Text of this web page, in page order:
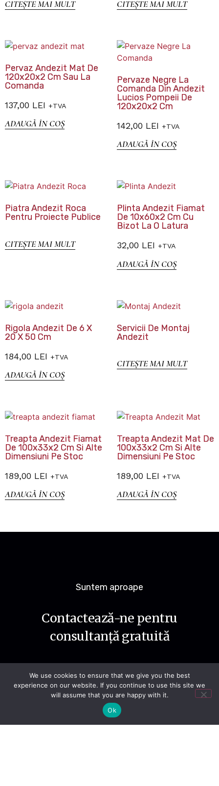
CITEȘTE MAI MULT CITEȘTE MAI MULT
Pervaz Andezit Mat De
120x20x2 Cm Sau La
Comanda
137,00 LEI +TVA
ADAUGĂ ÎN COȘ
Pervaze Negre La
Comanda Din Andezit
Lucios Pompeii De
120x20x2 Cm
142,00 LEI +TVA
ADAUGĂ ÎN COȘ
Piatra Andezit Roca
Pentru Proiecte Publice
CITEȘTE MAI MULT
Plinta Andezit Fiamat
De 10x60x2 Cm Cu
Bizot La O Latura
32,00 LEI +TVA
ADAUGĂ ÎN COȘ
Rigola Andezit De 6 X
20 X 50 Cm
184,00 LEI +TVA
ADAUGĂ ÎN COȘ
Servicii De Montaj
Andezit
CITEȘTE MAI MULT
Treapta Andezit Fiamat
De 100x33x2 Cm Si Alte
Dimensiuni Pe Stoc
189,00 LEI +TVA
ADAUGĂ ÎN COȘ
Treapta Andezit Mat De
100x33x2 Cm Si Alte
Dimensiuni Pe Stoc
189,00 LEI +TVA
ADAUGĂ ÎN COȘ
Suntem aproape
Contactează-ne pentru
consultanță gratuită
We use cookies to ensure that we give you the best
experience on our website. If you continue to use this site we
will assume that you are happy with it.
Ok